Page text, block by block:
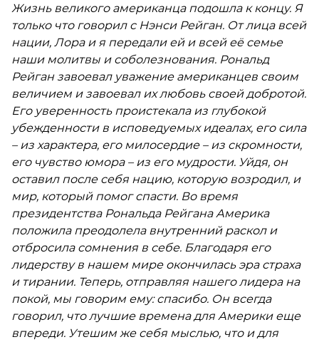
Жизнь великого американца подошла к концу. Я
только что говорил с Нэнси Рейган. От лица всей
нации, Лора и я передали ей и всей её семье
наши молитвы и соболезнования. Рональд
Рейган завоевал уважение американцев своим
величием и завоевал их любовь своей добротой.
Его уверенность проистекала из глубокой
убежденности в исповедуемых идеалах, его сила
– из характера, его милосердие – из скромности,
его чувство юмора – из его мудрости. Уйдя, он
оставил после себя нацию, которую возродил, и
мир, который помог спасти. Во время
президентства Рональда Рейгана Америка
положила преодолела внутренний раскол и
отбросила сомнения в себе. Благодаря его
лидерству в нашем мире окончилась эра страха
и тирании. Теперь, отправляя нашего лидера на
покой, мы говорим ему: спасибо. Он всегда
говорил, что лучшие времена для Америки еще
впереди. Утешим же себя мыслью, что и для